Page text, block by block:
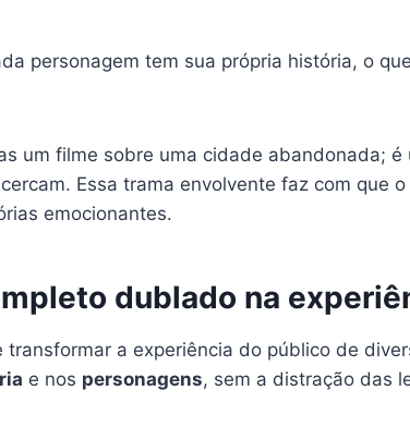
personagem tem sua própria história, o
um filme sobre uma cidade abandonada;
Essa trama envolvente faz com que
emocionantes.
dublado na
transformar a experiência do público de
e nos personagens, sem a distração das